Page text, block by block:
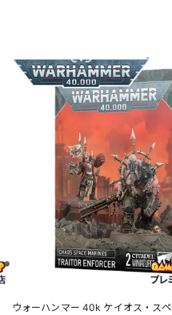
ウォーハンマー 40k ケイオス・ス